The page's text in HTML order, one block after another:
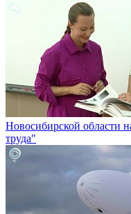
Новосибирской области
труда"